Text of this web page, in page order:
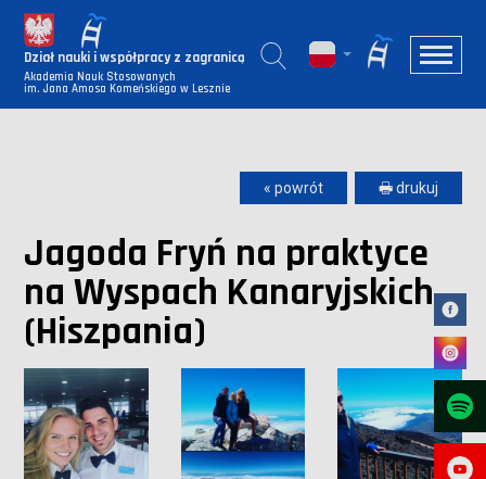
Dział nauki i współpracy z zagranicą
Akademia Nauk Stosowanych
im. Jana Amosa Komeńskiego w Lesznie
« powrót 🖶 drukuj
Jagoda Fryń na praktyce
na Wyspach Kanaryjskich
(Hiszpania)